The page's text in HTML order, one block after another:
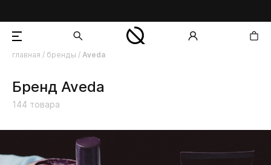
главная / бренды / Aveda
Бренд Aveda
144 товара